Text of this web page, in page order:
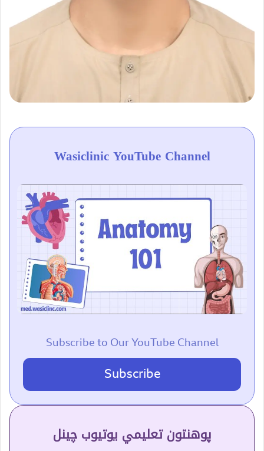
Wasiclinic YouTube Channel
Subscribe to Our YouTube Channel
Subscribe
پوهنتون تعلیمي یوتیوب چینل